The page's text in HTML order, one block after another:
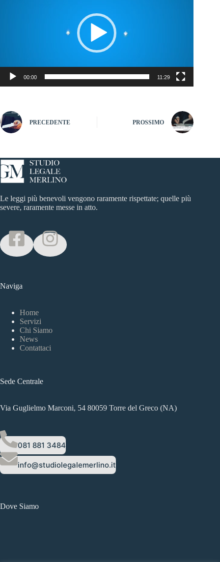
00:00 11:29
PRECEDENTE PROSSIMO
Le leggi più benevoli vengono raramente rispettate; quelle più
severe, raramente messe in atto.
Naviga
Home
Servizi
Chi Siamo
News
Contattaci
Sede Centrale
Via Guglielmo Marconi, 54 80059 Torre del Greco (NA)
081 881 3484
info@studiolegalemerlino.it
Dove Siamo